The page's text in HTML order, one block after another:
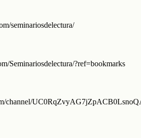
seminariosdelectura/
Seminariosdelectura/?ref=bookmarks
channel/